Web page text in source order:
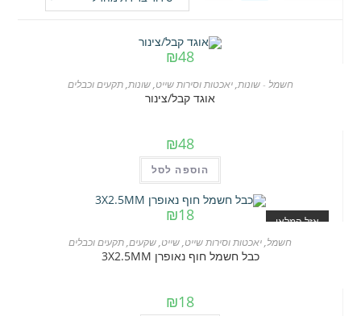
₪48
חשמל - שונות,יאכטות וסירות שייט,שונות,תקעים וכבלים
אוגד קבל/צינור
₪48
הוספה לסל
אזל המלאי ₪18
חשמל,יאכטות וסירות שייט,שייט,שקעים,תקעים וכבלים
כבל חשמל חוף נאופרן 3X2.5MM
₪18